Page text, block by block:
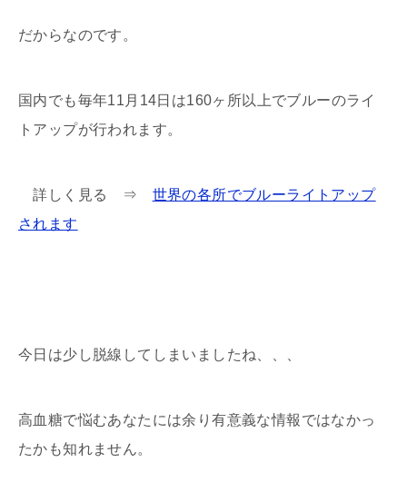
だからなのです。
国内でも毎年11月14日は160ヶ所以上でブルーのライ
トアップが行われます。
詳しく見る ⇒ 世界の各所でブルーライトアップ
されます
今日は少し脱線してしまいましたね、、、
高血糖で悩むあなたには余り有意義な情報ではなかっ
たかも知れません。